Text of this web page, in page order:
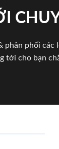
phối
tới cho bạn